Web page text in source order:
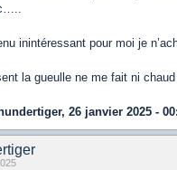
inintéressant pour moi je
la gueulle ne me fait ni
26 janvier 2025 -